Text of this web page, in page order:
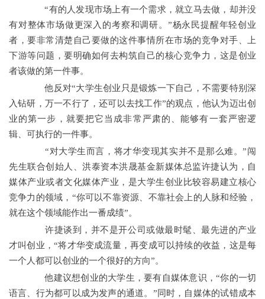
“有的人发现市场上有一个需求，就立马去做，却并没
有对整体市场做更深入的考察和调研。”杨永民提醒年轻创业
者，要非常清楚自己要做的这件事情所在市场的竞争对手、上
下游等问题，要明确如何去构筑自己的核心竞争力，这是创业
者该做的第一件事。
他反对“大学生创业只是锻炼一下自己，不需要特别深
入钻研，万一不行了，还可以去找工作”的观点，他认为迈出创
业的第一步，就要把它当成非常严肃的、能够有一套严密逻
辑、可执行的一件事。
“对大学生而言，将才华变现其实并不是那么难。”闯
先生联合创始人、洪泰资本洪晟基金新媒体总监许捷认为，自
媒体产业或者文化媒体产业，是大学生创业比较容易建立核心
竞争力的领域，“你可以不靠资源、不靠社会上的人脉和经验，
就在这个领域能作出一番成绩”。
许捷谈到，并不是开公司或做最时髦、最先进的产业
才叫创业，“将才华变成流量，再变成可以持续的收益，这是每
一个人都可以创业的一个很好的方向”。
他建议想创业的大学生，要有自媒体意识，“你的一切
语言、行为都可以成为发声的通道。”同时，自媒体的试错成本